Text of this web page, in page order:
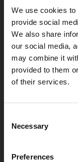
We use cookies
provide social
We also share
our social media,
may combine it
provided to them
of their services.
Selection
Necessary
Preferences
Węże,
ciśnieniowe